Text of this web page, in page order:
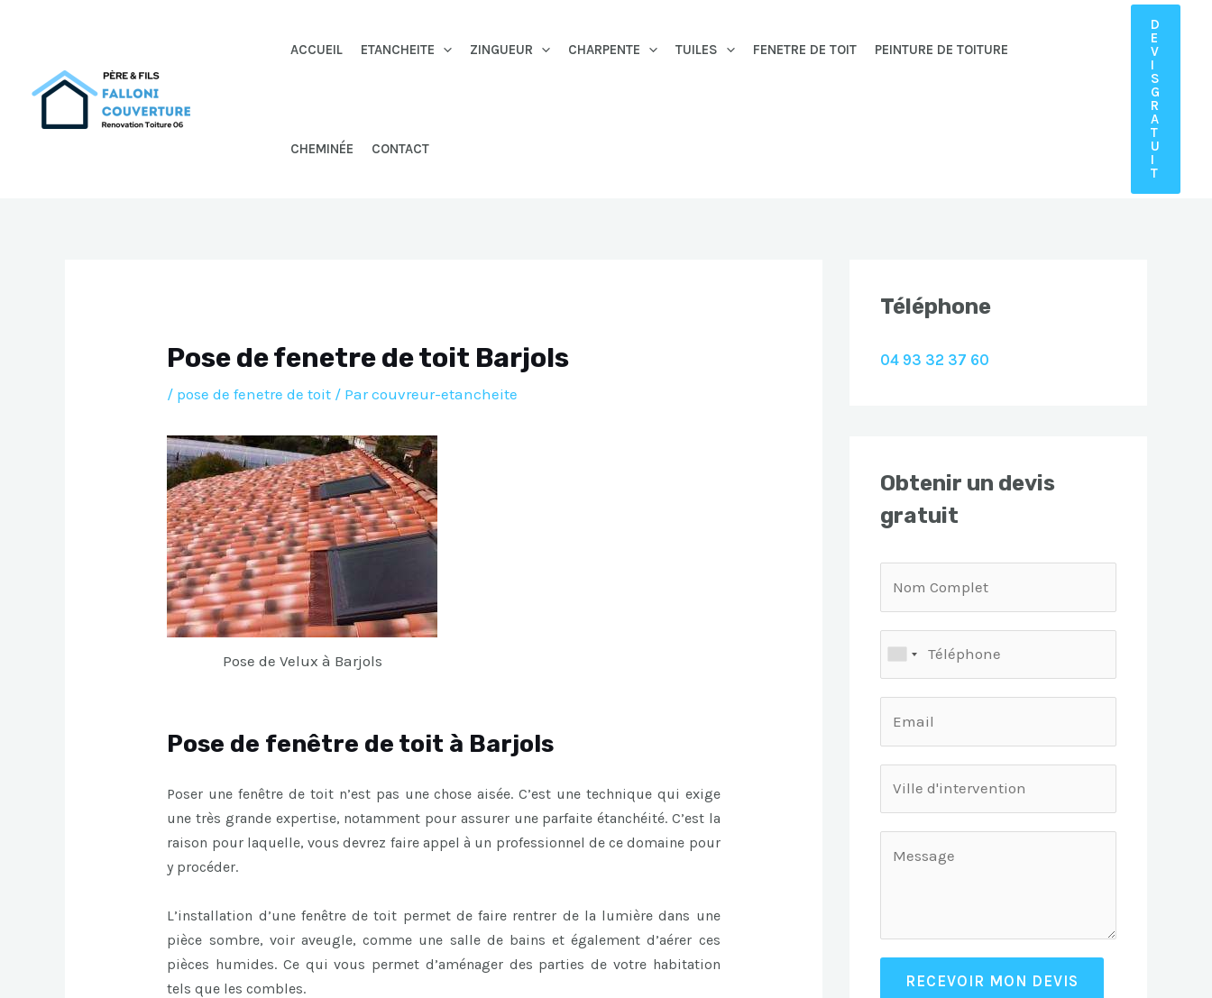
ACCUEIL ETANCHEITE ZINGUEUR CHARPENTE TUILES FENETRE DE TOIT PEINTURE DE TOITURE
CHEMINÉE CONTACT
D
E
V
I
S
G
R
A
T
U
I
T
Pose de fenetre de toit Barjols
/ pose de fenetre de toit / Parcouvreur-etancheite
Pose de Velux à Barjols
Pose de fenêtre de toit à Barjols
Poser une fenêtre de toit n’est pas une chose aisée. C’est une technique qui exige
une très grande expertise, notamment pour assurer une parfaite étanchéité. C’est la
raison pour laquelle, vous devrez faire appel à un professionnel de ce domaine pour
y procéder.
L’installation d’une fenêtre de toit permet de faire rentrer de la lumière dans une
pièce sombre, voir aveugle, comme une salle de bains et également d’aérer ces
pièces humides. Ce qui vous permet d’aménager des parties de votre habitation
tels que les combles.
Téléphone
04 93 32 37 60
Obtenir un devis
gratuit
RECEVOIR MON DEVIS